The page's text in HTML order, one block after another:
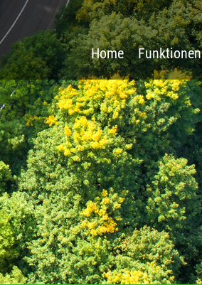
Home
Funktionen